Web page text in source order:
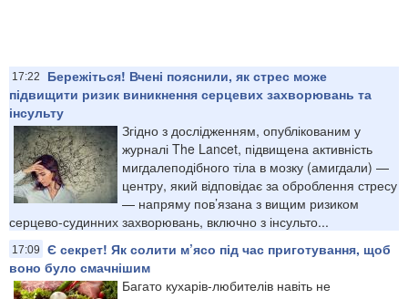
17:22
Бережіться! Вчені пояснили, як стрес може
підвищити ризик виникнення серцевих захворювань та
інсульту
Згідно з дослідженням, опублікованим у
журналі The Lancet, підвищена активність
мигдалеподібного тіла в мозку (амигдали) —
центру, який відповідає за оброблення стресу
— напряму пов’язана з вищим ризиком
серцево-судинних захворювань, включно з інсульто...
17:09
Є секрет! Як солити м’ясо під час приготування, щоб
воно було смачнішим
Багато кухарів-любителів навіть не